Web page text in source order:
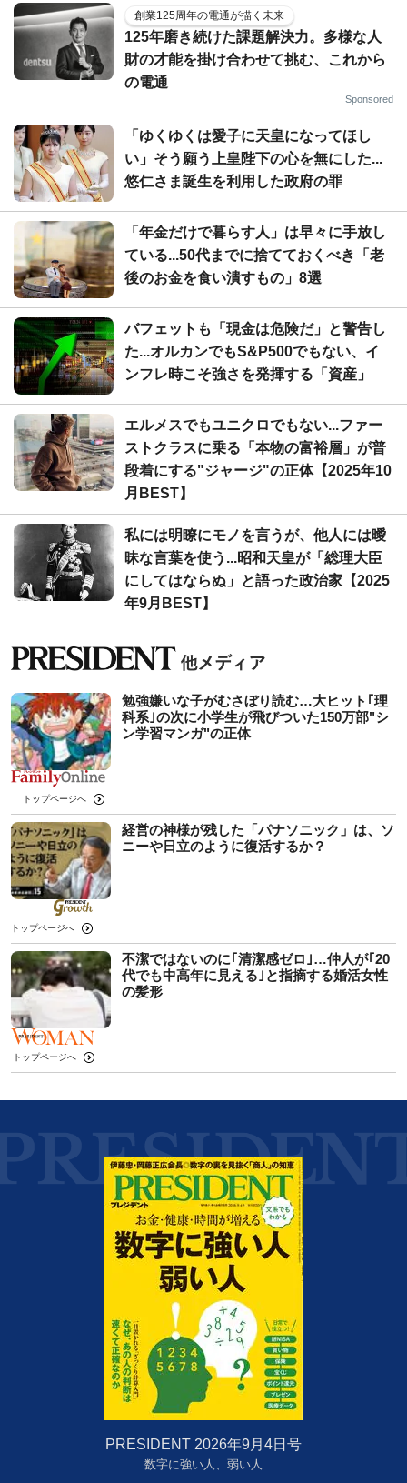
創業125周年の電通が描く未来
125年磨き続けた課題解決力。多様な人
財の才能を掛け合わせて挑む、これから
の電通
Sponsored
「ゆくゆくは愛子に天皇になってほし
い」そう願う上皇陛下の心を無にした...
悠仁さま誕生を利用した政府の罪
「年金だけで暮らす人」は早々に手放し
ている...50代までに捨てておくべき「老
後のお金を食い潰すもの」8選
バフェットも「現金は危険だ」と警告し
た...オルカンでもS&P500でもない、イ
ンフレ時こそ強さを発揮する「資産」
エルメスでもユニクロでもない...ファー
ストクラスに乗る「本物の富裕層」が普
段着にする"ジャージ"の正体【2025年10
月BEST】
私には明瞭にモノを言うが、他人には曖
昧な言葉を使う...昭和天皇が「総理大臣
にしてはならぬ」と語った政治家【2025
年9月BEST】
勉強嫌いな子がむさぼり読む…大ヒット｢理
科系｣の次に小学生が飛びついた150万部"シ
ン学習マンガ"の正体
トップページへ
経営の神様が残した「パナソニック」は、ソ
ニーや日立のように復活するか？
トップページへ
不潔ではないのに｢清潔感ゼロ｣…仲人が｢20
代でも中高年に見える｣と指摘する婚活女性
の髪形
トップページへ
PRESIDENT 2026年9月4日号
数字に強い人、弱い人